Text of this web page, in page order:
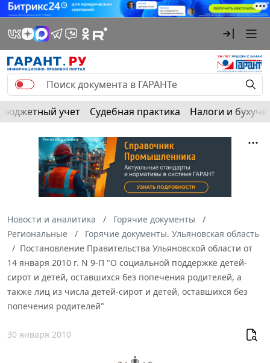
Бюджетный учет Судебная практика Налоги и
Новости и аналитика
Горячие документы
Региональные
Горячие документы. Ульяновская область
Постановление Правительства Ульяновской области от
14 января 2010 г. N 9-П "О социальной поддержке детей-
сирот и детей, оставшихся без попечения родителей, а
также лиц из числа детей-сирот и детей, оставшихся без
попечения родителей"
30 января 2010